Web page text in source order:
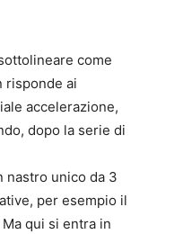
come
risponde ai
accelerazione,
dopo la serie di
nastro unico da 3
per esempio il
qui si entra in